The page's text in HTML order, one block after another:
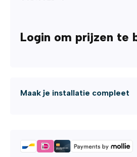
Login om prijzen te
Maak je installatie compleet